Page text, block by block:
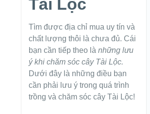
Tài Lộc
Tìm được địa chỉ mua uy tín và
chất lượng thôi là chưa đủ. Cái
bạn cần tiếp theo lànhững lưu
ý khi chăm sóc cây Tài Lộc.
Dưới đây là những điều bạn
cần phải lưu ý trong quá trình
trồng và chăm sóc cây Tài Lộc!